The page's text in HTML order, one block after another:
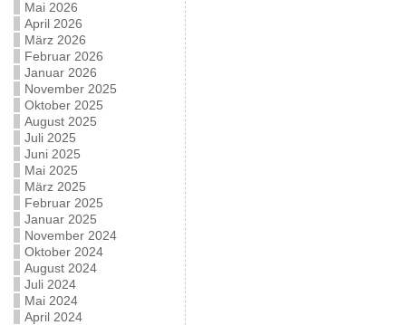
Mai 2026
April 2026
März 2026
Februar 2026
Januar 2026
November 2025
Oktober 2025
August 2025
Juli 2025
Juni 2025
Mai 2025
März 2025
Februar 2025
Januar 2025
November 2024
Oktober 2024
August 2024
Juli 2024
Mai 2024
April 2024